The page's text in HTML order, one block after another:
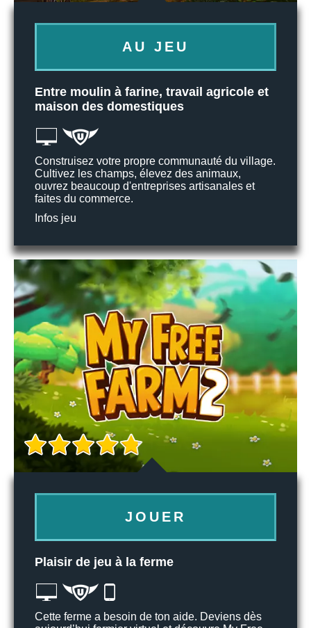
AU JEU
Entre moulin à farine, travail agricole et
maison des domestiques
Construisez votre propre communauté du village.
Cultivez les champs, élevez des animaux,
ouvrez beaucoup d'entreprises artisanales et
faites du commerce.
Infos jeu
JOUER
Plaisir de jeu à la ferme
Cette ferme a besoin de ton aide. Deviens dès